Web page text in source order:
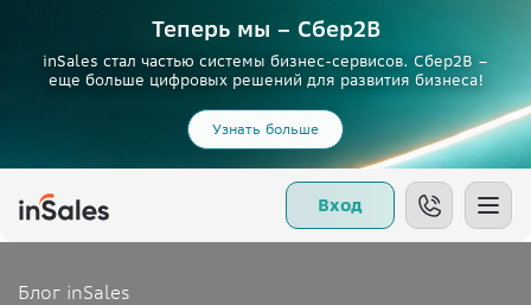
Теперь мы – Сбер2B
inSales стал частью системы бизнес-сервисов. Сбер2В –
еще больше цифровых решений для развития бизнеса!
Узнать больше
Вход
Блог inSales